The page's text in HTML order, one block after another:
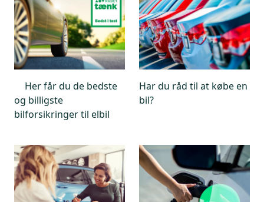
Her får du de bedste
og billigste
bilforsikringer til elbil
Har du råd til at købe en
bil?